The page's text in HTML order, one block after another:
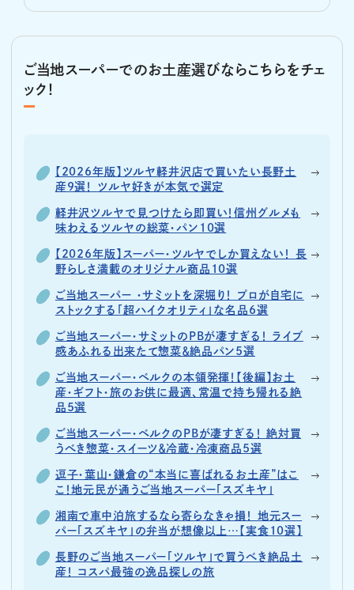
ご当地スーパーでのお土産選びならこちらをチェ
ック！
【2026年版】ツルヤ軽井沢店で買いたい長野土
産9選！ ツルヤ好きが本気で選定
軽井沢ツルヤで見つけたら即買い！信州グルメも
味わえるツルヤの総菜・パン10選
【2026年版】スーパー・ツルヤでしか買えない！ 長
野らしさ満載のオリジナル商品10選
ご当地スーパー ・サミットを深堀り！ プロが自宅に
ストックする「超ハイクオリティ」な名品6選
ご当地スーパー・サミットのPBが凄すぎる！ ライブ
感あふれる出来たて惣菜＆絶品パン5選
ご当地スーパー・ベルクの本領発揮！【後編】お土
産・ギフト・旅のお供に最適、常温で持ち帰れる絶
品5選
ご当地スーパー・ベルクのPBが凄すぎる！ 絶対買
うべき惣菜・スイーツ＆冷蔵・冷凍商品5選
逗子・葉山・鎌倉の“本当に喜ばれるお土産”はこ
こ！地元民が通うご当地スーパー「スズキヤ」
湘南で車中泊旅するなら寄らなきゃ損！ 地元スー
パー「スズキヤ」の弁当が想像以上…【実食10選】
長野のご当地スーパー「ツルヤ」で買うべき絶品土
産！ コスパ最強の逸品探しの旅